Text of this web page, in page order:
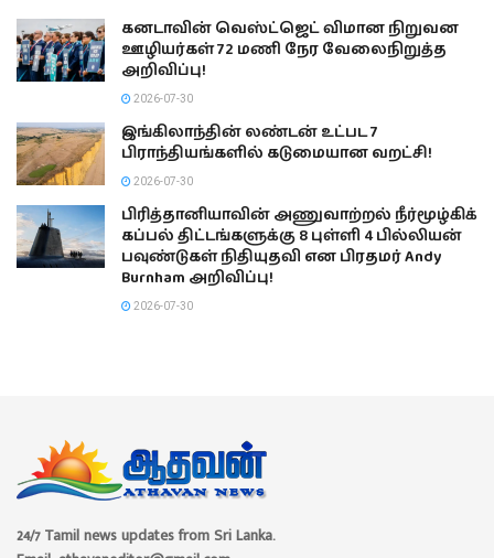
கனடாவின் வெஸ்ட்ஜெட் விமான நிறுவன
ஊழியர்கள் 72 மணி நேர வேலைநிறுத்த
அறிவிப்பு!
2026-07-30
இங்கிலாந்தின் லண்டன் உட்பட 7
பிராந்தியங்களில் கடுமையான வறட்சி!
2026-07-30
பிரித்தானியாவின் அணுவாற்றல் நீர்மூழ்கிக்
கப்பல் திட்டங்களுக்கு 8 புள்ளி 4 பில்லியன்
பவுண்டுகள் நிதியுதவி என பிரதமர் Andy
Burnham அறிவிப்பு!
2026-07-30
24/7 Tamil news updates from Sri Lanka.